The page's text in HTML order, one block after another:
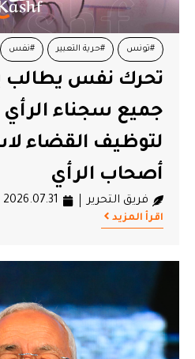
#تونس #حرية التعبير #نفس
تحرك نفس يطالب
جميع سجناء
لتوظيف القضاء
أصحاب الرأي
فريق التحرير 2026.07.31
اقرأ المزيد